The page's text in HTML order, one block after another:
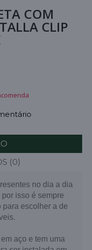
COM
CLIP
(0)
no dia a dia
isso é sempre
para escolher a de
aço e tem uma